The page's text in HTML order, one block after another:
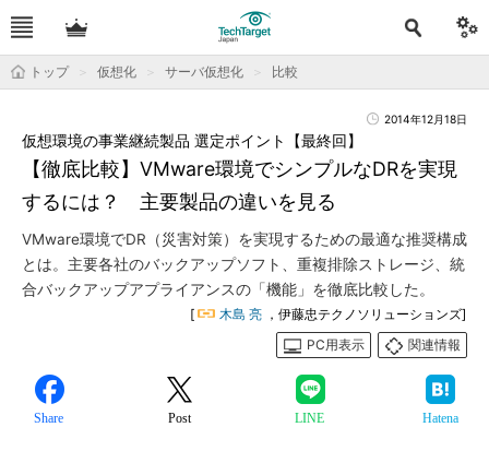
トップ 仮想化 サーバ仮想化 比較
2014年12月18日
【徹底比較】VMware環境でシンプルなDRを実現
するには？ 主要製品の違いを見る
仮想環境の事業継続製品 選定ポイント【最終回】
VMware環境でDR（災害対策）を実現するための最適な推奨構成
とは。主要各社のバックアップソフト、重複排除ストレージ、統
合バックアップアプライアンスの「機能」を徹底比較した。
[ 木島 亮 ，伊藤忠テクノソリューションズ]
PC用表示
関連情報
Share Post LINE Hatena